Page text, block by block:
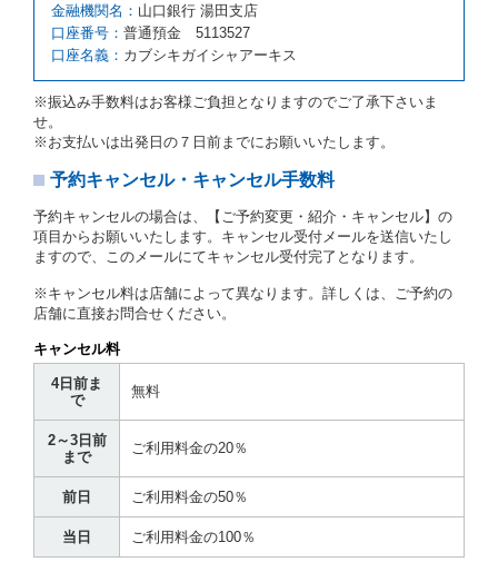
第５項の予約の取消しとして取り扱い、当社は受領済
の予約申込金を返還するものとします。
第６条（免責）
当社及び借受人は、予約が取り消され、又は貸渡契約
が締結されなかったことについて、第４条及び第５条
に定める場合を除き、相互に何らの請求をしないもの
とします。
第３章／貸 渡 し
第７条（貸渡契約の締結）
借受人は第２条第１項に定める借受条件を明示し、当
貸渡契約を締結するものとします。ただし、貸し渡す
ことができるレンタカーがない場合又は借受人若しく
は運転者が第８条第１項若しくは第２項各号のいずれ
かに該当する場合を除きます。
貸渡契約を締結した場合、借受人は当社に第１0条第
１項に定める貸渡料金を支払うものとします。
運転者の義務と定められた事項を遵守するものとしま
す。
当社は、監督官庁の基本通達（注１）に基づき、貸渡
運転者の氏名、住所、運転免許の種類及び運転免許証
金融機関名： 山口銀行 湯田支店
口座番号： 普通預金 5113527
口座名義： カブシキガイシャアーキス
※振込み手数料はお客様ご負担となりますのでご了承下さいま
せ。
※お支払いは出発日の７日前までにお願いいたします。
予約キャンセル・キャンセル手数料
予約キャンセルの場合は、【ご予約変更・紹介・キャンセル】の
項目からお願いいたします。キャンセル受付メールを送信いたし
ますので、このメールにてキャンセル受付完了となります。
※キャンセル料は店舗によって異なります。詳しくは、ご予約の
店舗に直接お問合せください。
キャンセル料
4日前ま
で
無料
2～3日前
まで
ご利用料金の20％
前日 ご利用料金の50％
当日 ご利用料金の100％